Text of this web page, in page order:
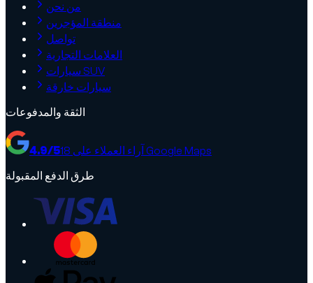
من نحن
منطقة المؤجرين
تواصل
العلامات التجارية
سيارات SUV
سيارات خارقة
الثقة والمدفوعات
4.9/518
آراء العملاء على Google Maps
طرق الدفع المقبولة